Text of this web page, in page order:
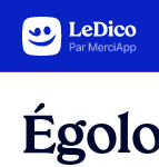
Aller au contenu